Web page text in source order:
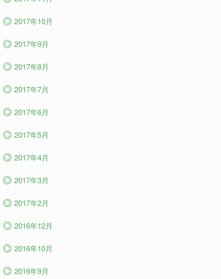
2017年10月
2017年9月
2017年8月
2017年7月
2017年6月
2017年5月
2017年4月
2017年3月
2017年2月
2016年12月
2016年10月
2016年9月